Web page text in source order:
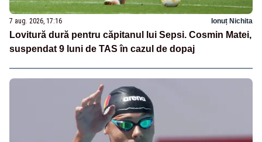
7 aug. 2026, 17:16 Ionuț Nichita
Lovitură dură pentru căpitanul lui Sepsi. Cosmin Matei,
suspendat 9 luni de TAS în cazul de dopaj